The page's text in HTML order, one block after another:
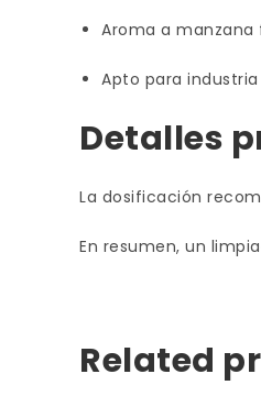
Aroma a manzana
Apto para
Detalles
La dosificación
En resumen, un
Related